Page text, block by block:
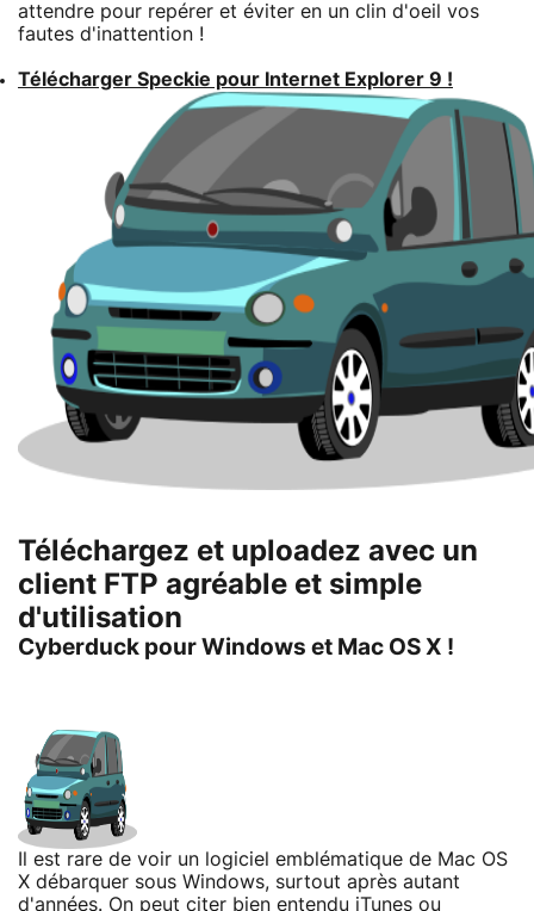
attendre pour repérer et éviter en un clin d'oeil vos
fautes d'inattention !
Télécharger Speckie pour Internet Explorer 9 !
Téléchargez et uploadez avec un
client FTP agréable et simple
d'utilisation
Cyberduck pour Windows et Mac OS X !
Il est rare de voir un logiciel emblématique de Mac OS
X débarquer sous Windows, surtout après autant
d'années. On peut citer bien entendu iTunes ou